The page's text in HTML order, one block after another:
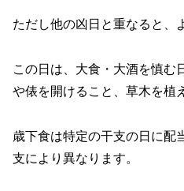
ただし他の凶日と重なると、
この日は、大食・大酒を慎む
や俵を開けること、草木を植
歳下食は特定の干支の日に配
支により異なります。